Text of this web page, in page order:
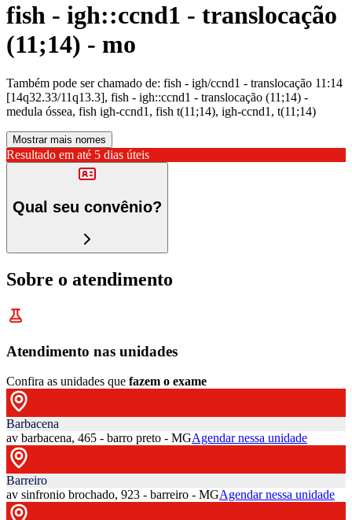
fish - igh::ccnd1 - translocação
(11;14) - mo
Também pode ser chamado de: fish - igh/ccnd1 - translocação 11:14
[14q32.33/11q13.3], fish - igh::ccnd1 - translocação (11;14) -
medula óssea, fish igh-ccnd1, fish t(11;14), igh-ccnd1, t(11;14)
Mostrar mais nomes
Resultado em até 5 dias úteis
Qual seu convênio?
Sobre o atendimento
Atendimento nas unidades
Confira as unidades que fazem o exame
Barbacena
av barbacena, 465 - barro preto - MGAgendar nessa unidade
Barreiro
av sinfronio brochado, 923 - barreiro - MGAgendar nessa unidade